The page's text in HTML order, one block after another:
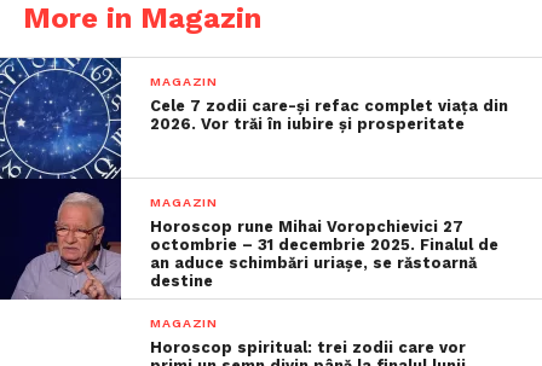
More in Magazin
MAGAZIN
Cele 7 zodii care-și refac complet viața din
2026. Vor trăi în iubire și prosperitate
MAGAZIN
Horoscop rune Mihai Voropchievici 27
octombrie – 31 decembrie 2025. Finalul de
an aduce schimbări uriașe, se răstoarnă
destine
MAGAZIN
Horoscop spiritual: trei zodii care vor